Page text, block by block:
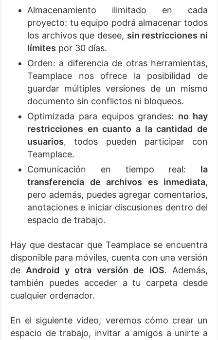
Almacenamiento ilimitado en cada
proyecto: tu equipo podrá almacenar todos
los archivos que desee, sin restricciones ni
límites por 30 días.
Orden: a diferencia de otras herramientas,
Teamplace nos ofrece la posibilidad de
guardar múltiples versiones de un mismo
documento sin conflictos ni bloqueos.
Optimizada para equipos grandes: no hay
restricciones en cuanto a la cantidad de
usuarios, todos pueden participar con
Teamplace.
Comunicación en tiempo real: la
transferencia de archivos es inmediata,
pero además, puedes agregar comentarios,
anotaciones e iniciar discusiones dentro del
espacio de trabajo.
Hay que destacar que Teamplace se encuentra
disponible para móviles, cuenta con una versión
deAndroid y otra versión de iOS. Además,
también puedes acceder a tu carpeta desde
cualquier ordenador.
En el siguiente video, veremos cómo crear un
espacio de trabajo, invitar a amigos a unirte a